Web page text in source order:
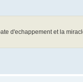
d'echappement et la